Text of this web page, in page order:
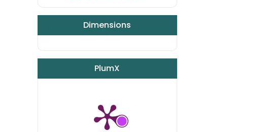
Dimensions
PlumX